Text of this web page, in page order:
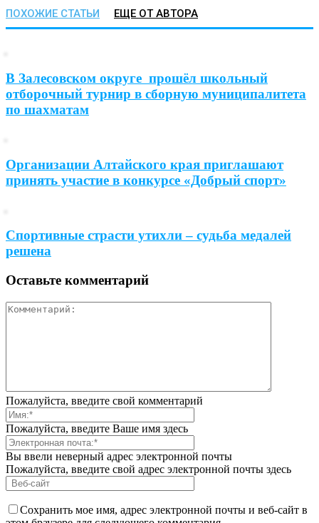
ПОХОЖИЕ СТАТЬИ ЕЩЕ ОТ АВТОРА
В Залесовском округе прошёл школьный
отборочный турнир в сборную муниципалитета
по шахматам
Организации Алтайского края приглашают
принять участие в конкурсе «Добрый спорт»
Спортивные страсти утихли – судьба медалей
решена
Оставьте комментарий
Пожалуйста, введите свой комментарий
Пожалуйста, введите Ваше имя здесь
Вы ввели неверный адрес электронной почты
Пожалуйста, введите свой адрес электронной почты здесь
Сохранить мое имя, адрес электронной почты и веб-сайт в